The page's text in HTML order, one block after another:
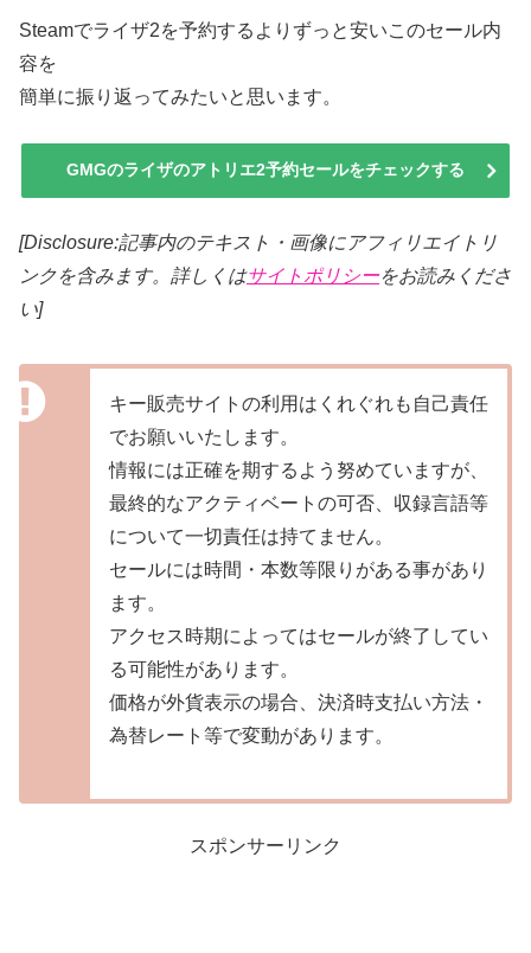
Steamでライザ2を予約するよりずっと安いこのセール内
容を
簡単に振り返ってみたいと思います。
GMGのライザのアトリエ2予約セールをチェックする
[Disclosure:記事内のテキスト・画像にアフィリエイトリ
ンクを含みます。詳しくはサイトポリシーをお読みくださ
い]
キー販売サイトの利用はくれぐれも自己責任
でお願いいたします。
情報には正確を期するよう努めていますが、
最終的なアクティベートの可否、収録言語等
について一切責任は持てません。
セールには時間・本数等限りがある事があり
ます。
アクセス時期によってはセールが終了してい
る可能性があります。
価格が外貨表示の場合、決済時支払い方法・
為替レート等で変動があります。
スポンサーリンク